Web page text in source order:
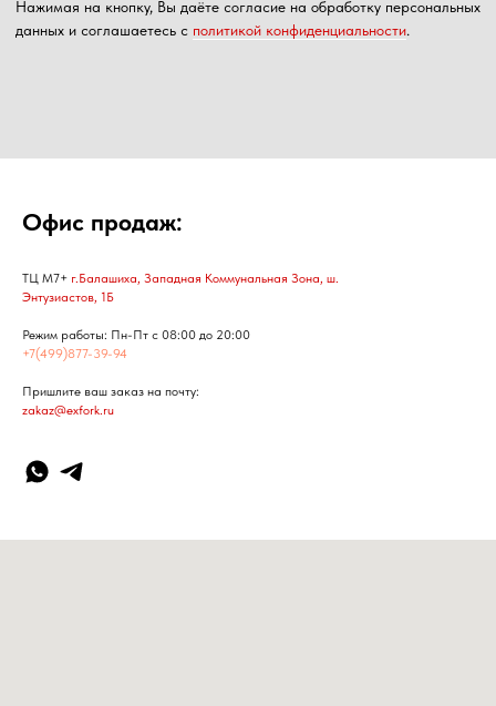
Офис продаж:
ТЦ М7+ г.Балашиха, Западная Коммунальная Зона, ш.
Энтузиастов, 1Б
Режим работы: Пн-Пт с 08:00 до 20:00
+7(499)877-39-94
Пришлите ваш заказ на почту:
zakaz@exfork.ru